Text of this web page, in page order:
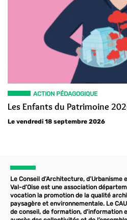
ACTION PÉDAGOGIQUE
Les Enfants du Patrimoine
Le vendredi 18 septembre 2026
Le Conseil d’Architecture, d’Urbanisme
Val-d’Oise est une association
vocation la promotion de la qualité
paysagère et environnementale. Le
de conseil, de formation, d'information